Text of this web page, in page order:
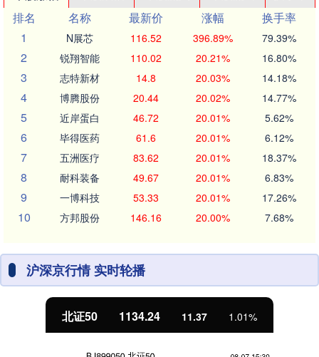
排名
名称 最新价 涨幅
换手率
1
N展芯 116.52 396.89% 79.39%
2 锐翔智能 110.02 20.21% 16.80%
3 志特新材 14.8 20.03% 14.18%
4 博腾股份 20.44 20.02% 14.77%
5 近岸蛋白 46.72 20.01% 5.62%
6 毕得医药 61.6 20.01% 6.12%
7 五洲医疗 83.62 20.01% 18.37%
8 耐科装备 49.67 20.01% 6.83%
9 一博科技 53.33 20.01% 17.26%
10 方邦股份 146.16 20.00% 7.68%
沪深京行情 实时轮播
北证50 1134.24 11.37 1.01%